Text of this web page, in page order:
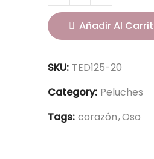
Añadir Al
SKU: TED125-20
Category: Peluches
Tags: corazón Oso